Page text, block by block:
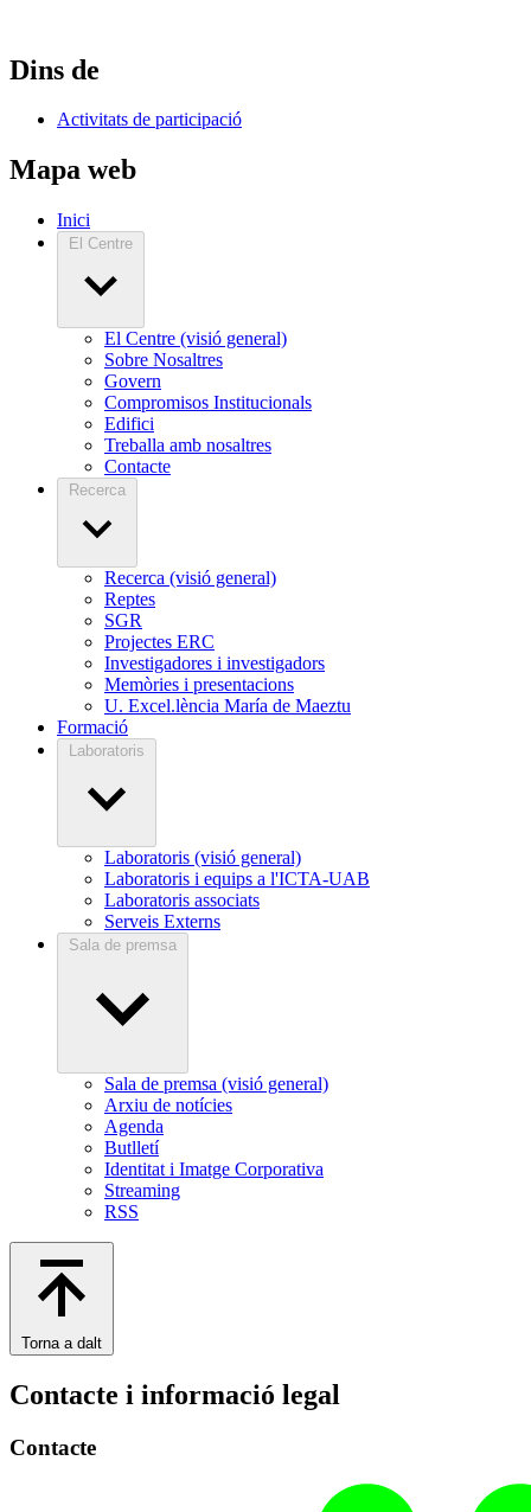
Dins de
Activitats de participació
Mapa web
Inici
El Centre
El Centre (visió general)
Sobre Nosaltres
Govern
Compromisos Institucionals
Edifici
Treballa amb nosaltres
Contacte
Recerca
Recerca (visió general)
Reptes
SGR
Projectes ERC
Investigadores i investigadors
Memòries i presentacions
U. Excel.lència María de Maeztu
Formació
Laboratoris
Laboratoris (visió general)
Laboratoris i equips a l'ICTA-UAB
Laboratoris associats
Serveis Externs
Sala de premsa
Sala de premsa (visió general)
Arxiu de notícies
Agenda
Butlletí
Identitat i Imatge Corporativa
Streaming
RSS
Torna a dalt
Contacte i informació legal
Contacte